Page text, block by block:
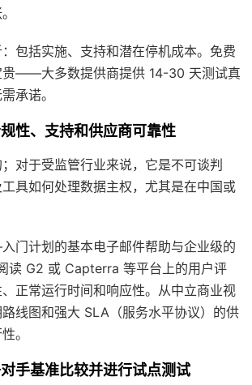
包括实施、支持和潜在停机成本。免费
贵——大多数提供商提供 14-30 天测试真
承诺。
性、支持和供应商可靠性
对于受监管行业来说，它是不可谈判
具如何处理数据主权，尤其是在中国或
门计划的基本电子邮件帮助与企业级的
读 G2 或 Capterra 等平台上的用户评
正常运行时间和响应性。从中立商业视
线图和强大 SLA（服务水平协议）的供
。
手基准比较并进行试点测试